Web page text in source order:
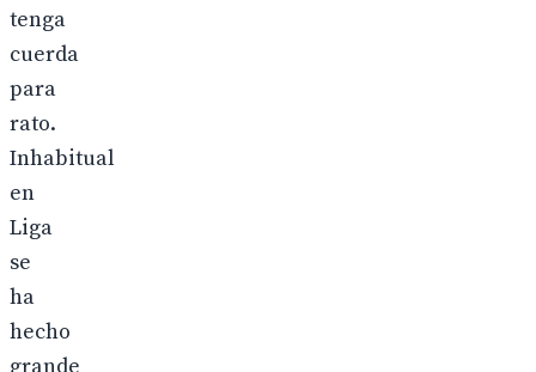
tenga
cuerda
para
rato.
Inhabitual
en
Liga
se
ha
hecho